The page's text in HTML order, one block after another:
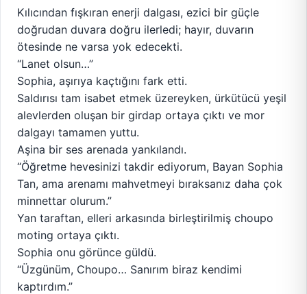
Kılıcından fışkıran enerji dalgası, ezici bir güçle
doğrudan duvara doğru ilerledi; hayır, duvarın
ötesinde ne varsa yok edecekti.
“Lanet olsun…”
Sophia, aşırıya kaçtığını fark etti.
Saldırısı tam isabet etmek üzereyken, ürkütücü yeşil
alevlerden oluşan bir girdap ortaya çıktı ve mor
dalgayı tamamen yuttu.
Aşina bir ses arenada yankılandı.
“Öğretme hevesinizi takdir ediyorum, Bayan Sophia
Tan, ama arenamı mahvetmeyi bıraksanız daha çok
minnettar olurum.”
Yan taraftan, elleri arkasında birleştirilmiş choupo
moting ortaya çıktı.
Sophia onu görünce güldü.
“Üzgünüm, Choupo… Sanırım biraz kendimi
kaptırdım.”